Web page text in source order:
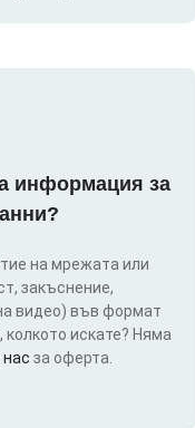
информация за
на мрежата или
закъснение,
видео) във формат
колкото искате? Няма
за оферта.